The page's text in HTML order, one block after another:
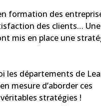
formation des
des clients… Une
mis en place une
les départements de
mesure d’aborder ces
stratégies !